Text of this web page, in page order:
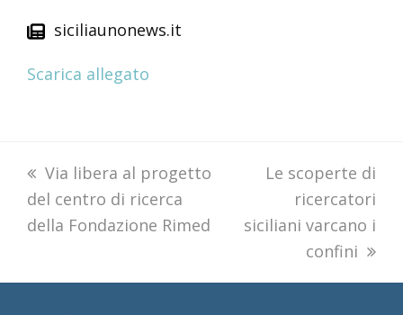
siciliaunonews.it
Scarica allegato
previous
post:
Via libera al progetto
del centro di ricerca
della Fondazione Rimed
next
post:
Le scoperte di
ricercatori
siciliani varcano i
confini